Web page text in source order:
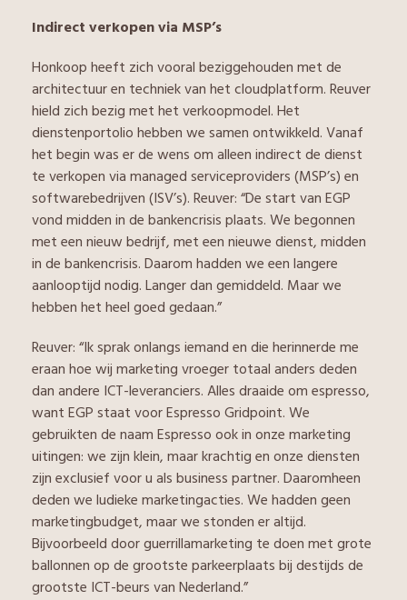
Indirect verkopen via MSP’s
Honkoop heeft zich vooral beziggehouden met de
architectuur en techniek van het cloudplatform. Reuver
hield zich bezig met het verkoopmodel. Het
dienstenportolio hebben we samen ontwikkeld. Vanaf
het begin was er de wens om alleen indirect de dienst
te verkopen via managed serviceproviders (MSP’s) en
softwarebedrijven (ISV’s). Reuver: “De start van EGP
vond midden in de bankencrisis plaats. We begonnen
met een nieuw bedrijf, met een nieuwe dienst, midden
in de bankencrisis. Daarom hadden we een langere
aanlooptijd nodig. Langer dan gemiddeld. Maar we
hebben het heel goed gedaan.”
Reuver: “Ik sprak onlangs iemand en die herinnerde me
eraan hoe wij marketing vroeger totaal anders deden
dan andere ICT-leveranciers. Alles draaide om espresso,
want EGP staat voor Espresso Gridpoint. We
gebruikten de naam Espresso ook in onze marketing
uitingen: we zijn klein, maar krachtig en onze diensten
zijn exclusief voor u als business partner. Daaromheen
deden we ludieke marketingacties. We hadden geen
marketingbudget, maar we stonden er altijd.
Bijvoorbeeld door guerrillamarketing te doen met grote
ballonnen op de grootste parkeerplaats bij destijds de
grootste ICT-beurs van Nederland.”